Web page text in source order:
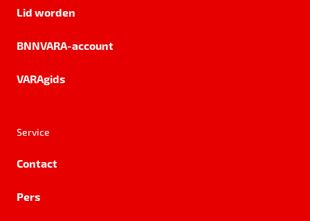
Lid worden
BNNVARA-account
VARAgids
Service
Contact
Pers